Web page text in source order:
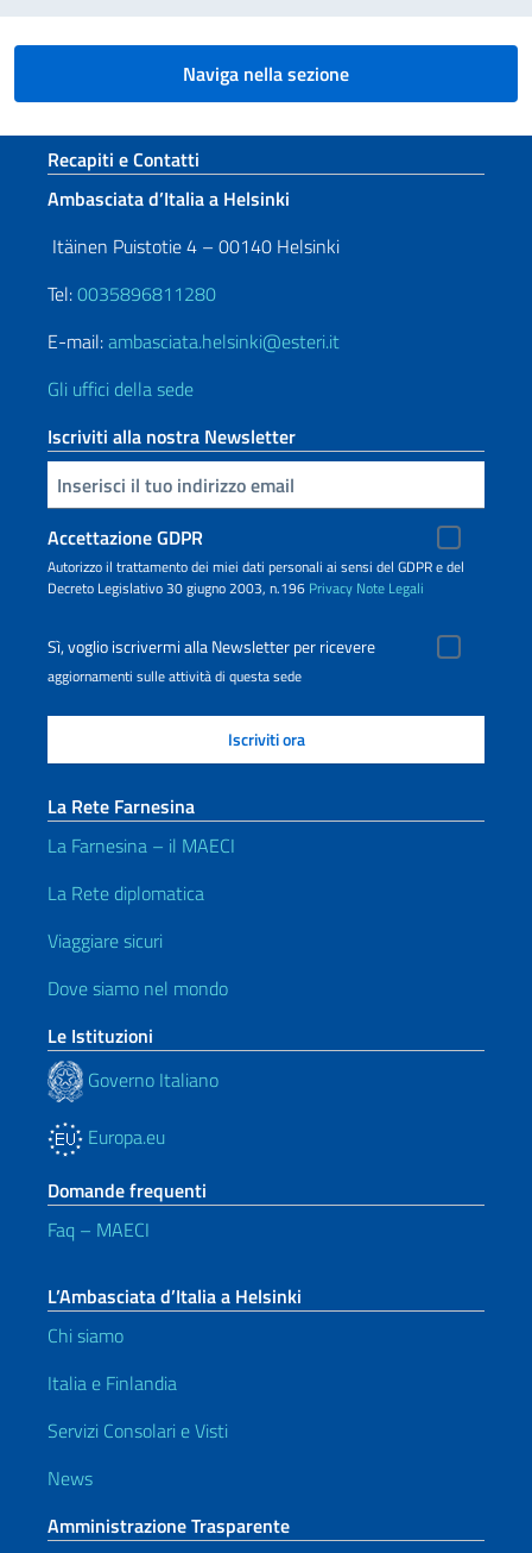
Naviga nella sezione
Sezione footer
Recapiti e Contatti
Ambasciata d’Italia a Helsinki
Itäinen Puistotie 4 – 00140 Helsinki
Tel:0035896811280
E-mail:ambasciata.helsinki@esteri.it
Gli uffici della sede
Iscriviti alla nostra Newsletter
Inserisci la tua email
Accettazione GDPR
Autorizzo il trattamento dei miei dati personali ai sensi del GDPR e del
Decreto Legislativo 30 giugno 2003, n.196 Privacy Note Legali
Sì, voglio iscrivermi alla Newsletter per ricevere
aggiornamenti sulle attività di questa sede
La Rete Farnesina
La Farnesina – il MAECI
La Rete diplomatica
Viaggiare sicuri
Dove siamo nel mondo
Le Istituzioni
Governo Italiano
Europa.eu
Domande frequenti
Faq – MAECI
L’Ambasciata d’Italia a Helsinki
Chi siamo
Italia e Finlandia
Servizi Consolari e Visti
News
Amministrazione Trasparente